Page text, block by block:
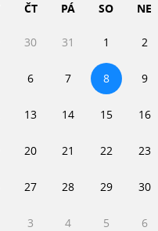
ČT PÁ SO NE
30 31 1 2
6 7 8 9
13 14 15 16
20 21 22 23
27 28 29 30
3 4 5 6